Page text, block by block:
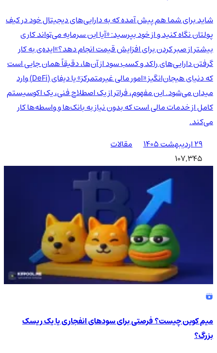
شاید برای شما هم پیش آمده که به دارایی‌های دیجیتال خود در کیف
پولتان نگاه کنید و از خود بپرسید: «آیا این سرمایه می‌تواند کاری
بیشتر از صبر کردن برای افزایش قیمت انجام دهد؟»ایده‌ی به کار
گرفتن دارایی‌های راکد و کسب سود از آن‌ها، دقیقاً همان جایی است
که دنیای هیجان‌انگیز «امور مالی غیرمتمرکز» یا دیفای (DeFi) وارد
میدان می‌شود. این مفهوم، فراتر از یک اصطلاح فنی، یک اکوسیستم
کامل از خدمات مالی است که بدون نیاز به بانک‌ها و واسطه‌ها کار
می‌کند.
۲۹ اردیبهشت ۱۴۰۵
مقالات
107,345
میم کوین چیست؟ فرصتی برای سودهای انفجاری یا یک ریسک
بزرگ؟